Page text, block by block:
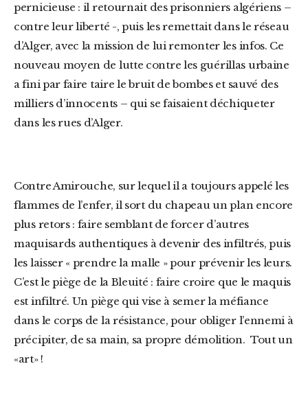
pernicieuse : il retournait des prisonniers algériens –
contre leur liberté -, puis les remettait dans le réseau
d’Alger, avec la mission de lui remonter les infos. Ce
nouveau moyen de lutte contre les guérillas urbaine
a fini par faire taire le bruit de bombes et sauvé des
milliers d’innocents – qui se faisaient déchiqueter
dans les rues d’Alger.
Contre Amirouche, sur lequel il a toujours appelé les
flammes de l’enfer, il sort du chapeau un plan encore
plus retors : faire semblant de forcer d’autres
maquisards authentiques à devenir des infiltrés, puis
les laisser « prendre la malle » pour prévenir les leurs.
C’est le piège de la Bleuité : faire croire que le maquis
est infiltré. Un piège qui vise à semer la méfiance
dans le corps de la résistance, pour obliger l’ennemi à
précipiter, de sa main, sa propre démolition. Tout un
«art» !